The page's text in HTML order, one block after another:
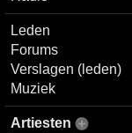
Leden
Forums
Verslagen (leden)
Muziek
Artiesten